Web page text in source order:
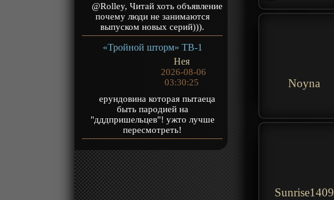
@Rolley, Читай хоть объявление
почему люди не занимаются
выпуском новых серий))).
«Тройной шторм» ТВ-1
Нея
2026-08-06
03:30:25
ерундовина которая пытаеца
быть пародией на
"дддпришельцев"! ужто лучше
пересмотреть!
Noyna
Sunrise1409